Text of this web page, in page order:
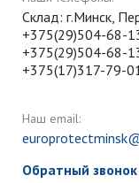
Склад: г.Минск,
+375(29)504-68-
+375(29)504-68-
+375(17)317-79-
Наш email:
Обратный звонок